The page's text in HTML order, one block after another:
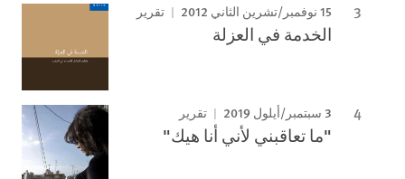
15 نوفمبر/تشرين الثاني 2012 تقرير
الخدمة في العزلة
3 سبتمبر/أيلول 2019 تقرير
"ما تعاقبني لأني أنا هيك"